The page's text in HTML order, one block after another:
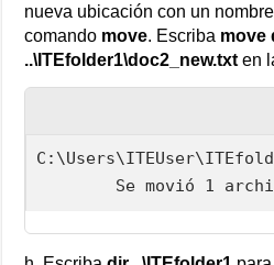
nueva ubicación con un
comando move. Escriba move
..\ITEfolder1\doc2_new.txt en
Se movió 1